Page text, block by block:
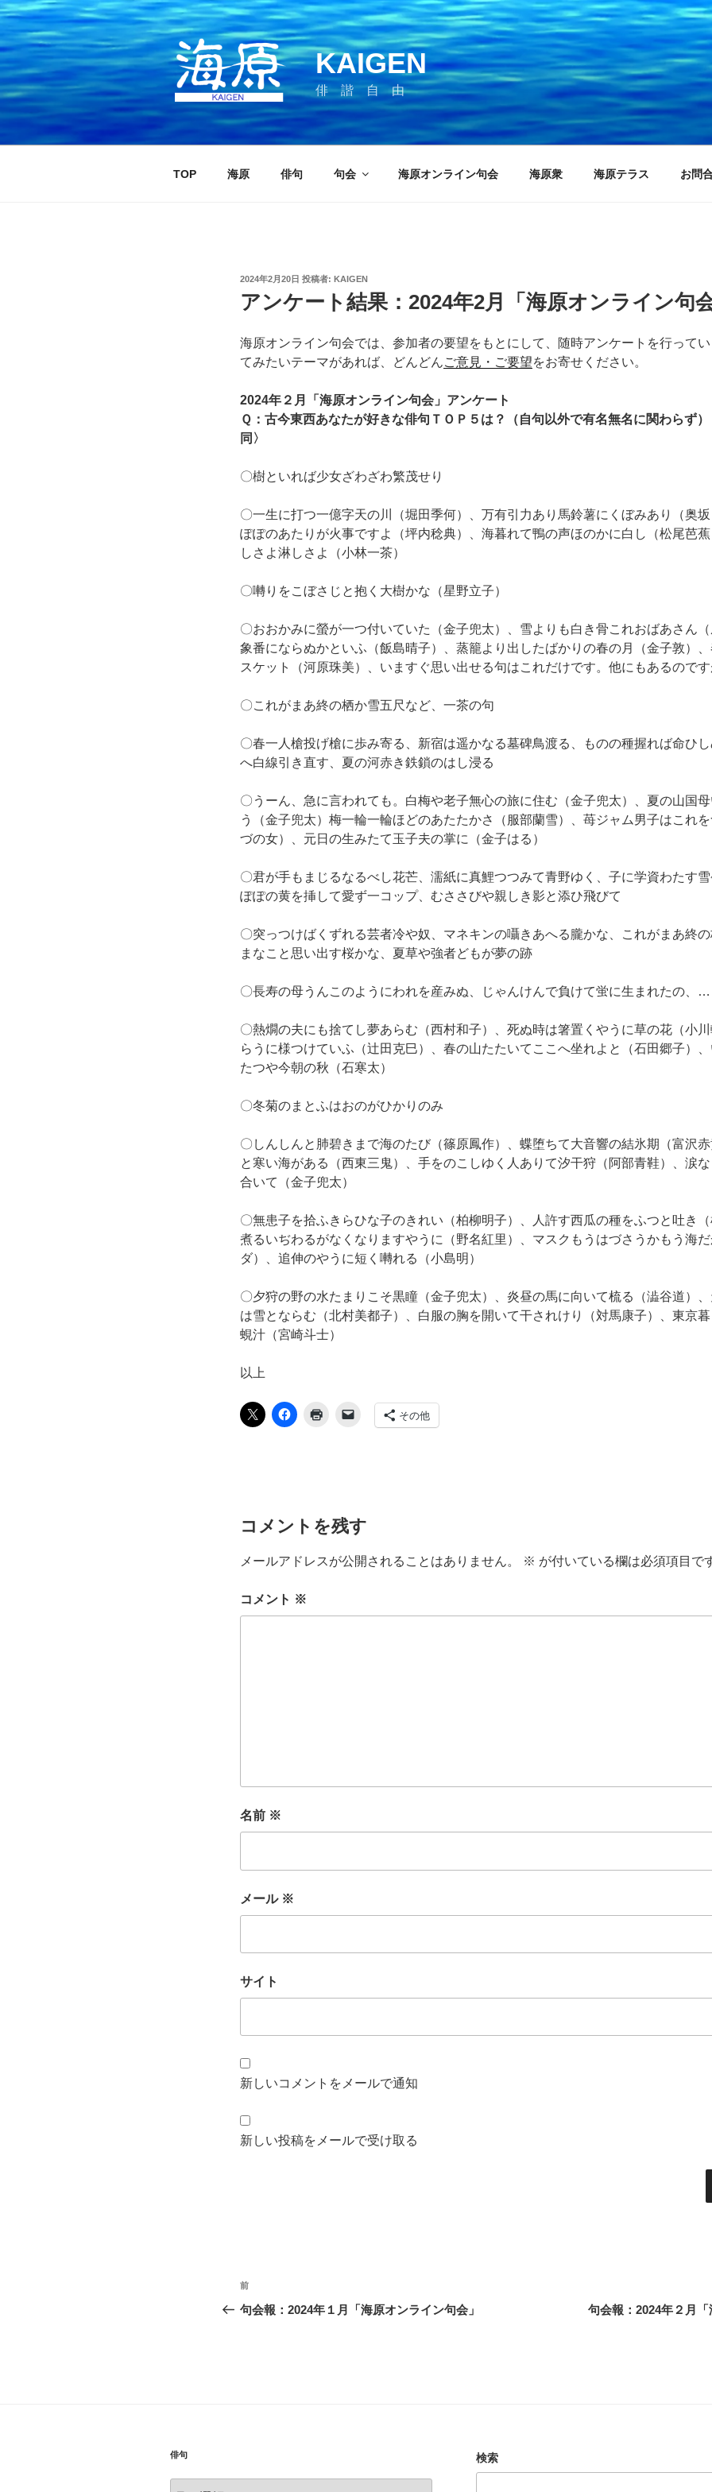
コ
ン
テ
ン
ツ
ス
キ
KAIGEN
俳 諧 自 由
TOP 海原 俳句 句会 海原オンライン句会 海原衆 海原テラス お問
投
日:
2024年2月20日 投稿者: KAIGEN
アンケート結果：2024年2月「海原オンライン句
海原オンライン句会では、参加者の要望をもとにして、随時アンケートを行って
てみたいテーマがあれば、どんどんご意見・ご要望をお寄せください。
2024年２月「海原オンライン句会」アンケート
Ｑ：古今東西あなたが好きな俳句ＴＯＰ５は？（自句以外で有名無名に関わらず
同〉
〇樹といれば少女ざわざわ繁茂せり
〇一生に打つ一億字天の川（堀田季何）、万有引力あり馬鈴薯にくぼみあり（奥
ぽぽのあたりが火事ですよ（坪内稔典）、海暮れて鴨の声ほのかに白し（松尾芭
しさよ淋しさよ（小林一茶）
〇囀りをこぼさじと抱く大樹かな（星野立子）
〇おおかみに螢が一つ付いていた（金子兜太）、雪よりも白き骨これおばあさん
象番にならぬかといふ（飯島晴子）、蒸籠より出したばかりの春の月（金子敦）
スケット（河原珠美）、いますぐ思い出せる句はこれだけです。他にもあるので
〇これがまあ終の栖か雪五尺など、一茶の句
〇春一人槍投げ槍に歩み寄る、新宿は遥かなる墓碑鳥渡る、ものの種握れば命ひ
へ白線引き直す、夏の河赤き鉄鎖のはし浸る
〇うーん、急に言われても。白梅や老子無心の旅に住む（金子兜太）、夏の山国
う（金子兜太）梅一輪一輪ほどのあたたかさ（服部蘭雪）、苺ジャム男子はこれ
づの女）、元日の生みたて玉子夫の掌に（金子はる）
〇君が手もまじるなるべし花芒、濡紙に真鯉つつみて青野ゆく、子に学資わたす
ぽぽの黄を挿して愛ず一コップ、むささびや親しき影と添ひ飛びて
〇突っつけばくずれる芸者冷や奴、マネキンの囁きあへる朧かな、これがまあ終
まなこと思い出す桜かな、夏草や強者どもが夢の跡
〇長寿の母うんこのようにわれを産みぬ、じゃんけんで負けて蛍に生まれたの、
〇熱燗の夫にも捨てし夢あらむ（西村和子）、死ぬ時は箸置くやうに草の花（小
らうに様つけていふ（辻田克巳）、春の山たたいてここへ坐れよと（石田郷子）
たつや今朝の秋（石寒太）
〇冬菊のまとふはおのがひかりのみ
〇しんしんと肺碧きまで海のたび（篠原鳳作）、蝶堕ちて大音響の結氷期（富沢
と寒い海がある（西東三鬼）、手をのこしゆく人ありて汐干狩（阿部青鞋）、涙
合いて（金子兜太）
〇無患子を拾ふきらひな子のきれい（柏柳明子）、人許す西瓜の種をふつと吐き
煮るいぢわるがなくなりますやうに（野名紅里）、マスクもうはづさうかもう海
ダ）、追伸のやうに短く囀れる（小島明）
〇夕狩の野の水たまりこそ黒瞳（金子兜太）、炎昼の馬に向いて梳る（澁谷道）
は雪とならむ（北村美都子）、白服の胸を開いて干されけり（対馬康子）、東京
蜆汁（宮崎斗士）
以上
その他
コメントを残す
メールアドレスが公開されることはありません。 ※ が付いている欄は必須項目で
コメント ※
名前 ※
メール ※
サイト
新しいコメントをメールで通知
新しい投稿をメールで受け取る
投
稿
ョ
前
の
前
句会報：2024年１月「海原オンライン句会」 句会報：2024年２月
俳句 検索